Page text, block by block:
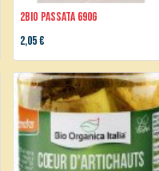
2BIO Passata 690g
2,05€